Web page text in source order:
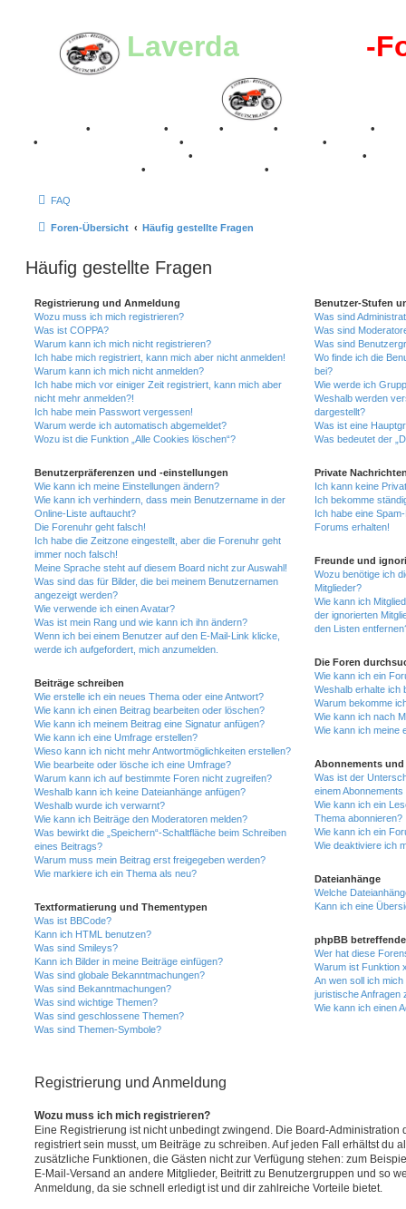
Laverda-Register -
• • • • •
•
•
•
•
•
• •
FAQ
Foren-Übersicht Häufig gestellte Fragen
Häufig gestellte Fragen
Registrierung und Anmeldung
Wozu muss ich mich registrieren?
Was ist COPPA?
Warum kann ich mich nicht registrieren?
Ich habe mich registriert, kann mich aber nicht anmelden!
Warum kann ich mich nicht anmelden?
Ich habe mich vor einiger Zeit registriert, kann mich aber
nicht mehr anmelden?!
Ich habe mein Passwort vergessen!
Warum werde ich automatisch abgemeldet?
Wozu ist die Funktion „Alle Cookies löschen“?
Benutzerpräferenzen und -einstellungen
Wie kann ich meine Einstellungen ändern?
Wie kann ich verhindern, dass mein Benutzername in der
Online-Liste auftaucht?
Die Forenuhr geht falsch!
Ich habe die Zeitzone eingestellt, aber die Forenuhr geht
immer noch falsch!
Meine Sprache steht auf diesem Board nicht zur Auswahl!
Was sind das für Bilder, die bei meinem Benutzernamen
angezeigt werden?
Wie verwende ich einen Avatar?
Was ist mein Rang und wie kann ich ihn ändern?
Wenn ich bei einem Benutzer auf den E-Mail-Link klicke,
werde ich aufgefordert, mich anzumelden.
Beiträge schreiben
Wie erstelle ich ein neues Thema oder eine Antwort?
Wie kann ich einen Beitrag bearbeiten oder löschen?
Wie kann ich meinem Beitrag eine Signatur anfügen?
Wie kann ich eine Umfrage erstellen?
Wieso kann ich nicht mehr Antwortmöglichkeiten erstellen?
Wie bearbeite oder lösche ich eine Umfrage?
Warum kann ich auf bestimmte Foren nicht zugreifen?
Weshalb kann ich keine Dateianhänge anfügen?
Weshalb wurde ich verwarnt?
Wie kann ich Beiträge den Moderatoren melden?
Was bewirkt die „Speichern“-Schaltfläche beim Schreiben
eines Beitrags?
Warum muss mein Beitrag erst freigegeben werden?
Wie markiere ich ein Thema als neu?
Textformatierung und Thementypen
Was ist BBCode?
Kann ich HTML benutzen?
Was sind Smileys?
Kann ich Bilder in meine Beiträge einfügen?
Was sind globale Bekanntmachungen?
Was sind Bekanntmachungen?
Was sind wichtige Themen?
Was sind geschlossene Themen?
Was sind Themen-Symbole?
Benutzer-Stufen
Was sind
Was sind
Was sind
Wo finde ich die
bei?
Wie werde ich
Weshalb werden
dargestellt?
Was ist eine
Was bedeutet der
Private
Ich kann keine
Ich bekomme
Ich habe eine
Forums erhalten!
Freunde und
Wozu benötige ich
Mitglieder?
Wie kann ich
der ignorierten
den Listen
Die Foren
Wie kann ich ein
Weshalb erhalte ich
Warum bekomme
Wie kann ich nach
Wie kann ich meine
Abonnements und
Was ist der
einem
Wie kann ich ein
Thema abonnieren?
Wie kann ich ein
Wie deaktiviere ich
Dateianhänge
Welche
Kann ich eine
phpBB
Wer hat diese
Warum ist Funktion
An wen soll ich
juristische Anfragen
Wie kann ich einen
Registrierung und Anmeldung
Wozu muss ich mich registrieren?
Eine Registrierung ist nicht unbedingt zwingend. Die Board-Administration
registriert sein musst, um Beiträge zu schreiben. Auf jeden Fall erhältst du
zusätzliche Funktionen, die Gästen nicht zur Verfügung stehen: zum
E-Mail-Versand an andere Mitglieder, Beitritt zu Benutzergruppen und so
Anmeldung, da sie schnell erledigt ist und dir zahlreiche Vorteile bietet.